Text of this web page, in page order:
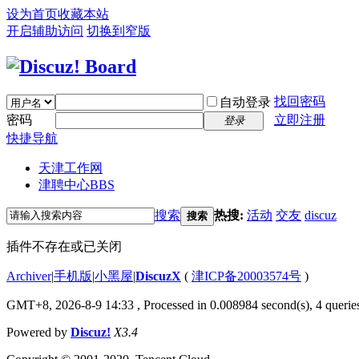
设为首页收藏本站
开启辅助访问 切换到窄版
自动登录 找回密码
密码
登录
立即注册
快捷导航
天津工作网
津聘中心BBS
搜索 搜索 热搜: 活动 交友 discuz
插件不存在或已关闭
Archiver|手机版|小黑屋|DiscuzX ( 津ICP备20003574号 )
GMT+8, 2026-8-9 14:33 , Processed in 0.008984 second(s), 4
Powered by Discuz! X3.4